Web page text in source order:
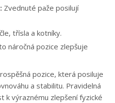
Zvednuté paže posilují
třísla a kotníky.
náročná pozice zlepšuje
pozice, která posiluje
a stabilitu. Pravidelná
výraznému zlepšení fyzické